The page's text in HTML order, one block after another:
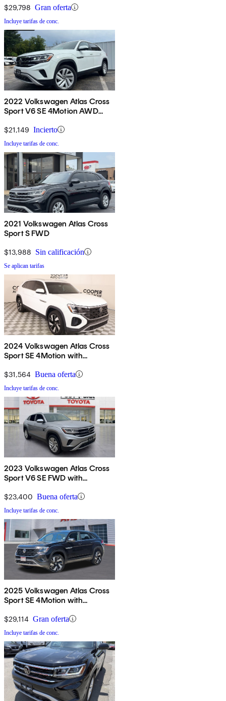
$29,798 Gran oferta
Incluye tarifas de conc.
2022 Volkswagen Atlas Cross
Sport V6 SE 4Motion AWD
$21,149 Incierto
Incluye tarifas de conc.
2021 Volkswagen Atlas Cross
Sport S FWD
$13,988 Sin calificación
Se aplican tarifas
2024 Volkswagen Atlas Cross
Sport SE 4Motion with
$31,564 Buena oferta
Incluye tarifas de conc.
2023 Volkswagen Atlas Cross
Sport V6 SE FWD with
$23,400 Buena oferta
Incluye tarifas de conc.
2025 Volkswagen Atlas Cross
Sport SE 4Motion with
$29,114 Gran oferta
Incluye tarifas de conc.